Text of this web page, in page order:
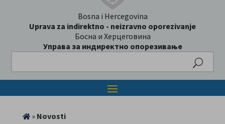
Bosna i Hercegovina
Uprava za indirektno - neizravno oporezivanje
Босна и Херцеговина
Управа за индиректно опорезивање
» Novosti